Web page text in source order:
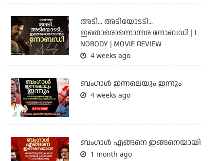
അടി... അടിയോടടി...
ഇതൊരൊന്നൊന്നര നോബഡി | I
NOBODY | MOVIE REVIEW
4 weeks ago
ബംഗാള്‍ ഇന്നലെയും ഇന്നും
4 weeks ago
ബം​ഗാൾ എങ്ങനെ ഇങ്ങനെയായി
1 month ago